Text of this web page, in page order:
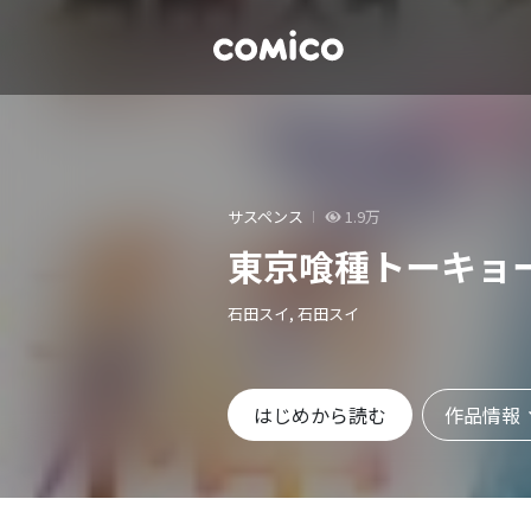
サスペンス 1.9万
東京喰種トーキョ
石田スイ, 石田スイ
はじめから読む 作品情報